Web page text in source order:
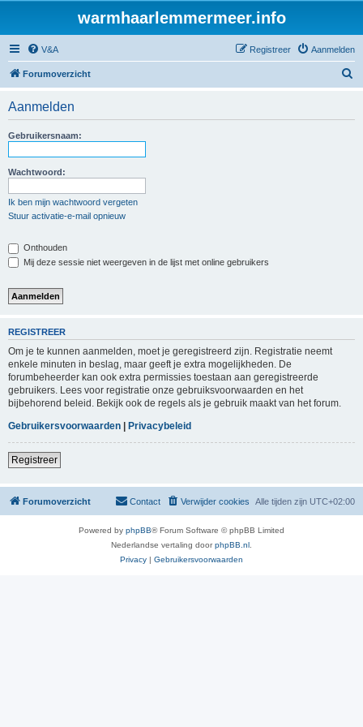
warmhaarlemmermeer.info
V&A Aanmelden
Registreer
Forumoverzicht
Aanmelden
Gebruikersnaam:
Wachtwoord:
Ik ben mijn wachtwoord vergeten
Stuur activatie-e-mail opnieuw
Onthouden
Mij deze sessie niet weergeven in de lijst met online gebruikers
REGISTREER
Om je te kunnen aanmelden, moet je geregistreerd zijn. Registratie neemt
enkele minuten in beslag, maar geeft je extra mogelijkheden. De
forumbeheerder kan ook extra permissies toestaan aan geregistreerde
gebruikers. Lees voor registratie onze gebruiksvoorwaarden en het
bijbehorend beleid. Bekijk ook de regels als je gebruik maakt van het forum.
Gebruikersvoorwaarden | Privacybeleid
Registreer
Forumoverzicht Alle tijden zijn UTC+02:00
Verwijder cookies
Contact
Powered by phpBB® Forum Software © phpBB Limited
Nederlandse vertaling doorphpBB.nl
Privacy | Gebruikersvoorwaarden